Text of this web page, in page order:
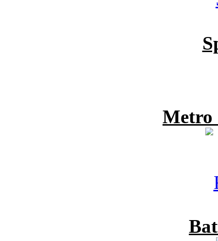
Metro